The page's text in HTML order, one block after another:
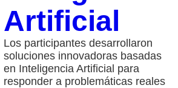
Artificial
Los participantes desarrollaron
soluciones innovadoras basadas
en Inteligencia Artificial para
responder a problemáticas reales